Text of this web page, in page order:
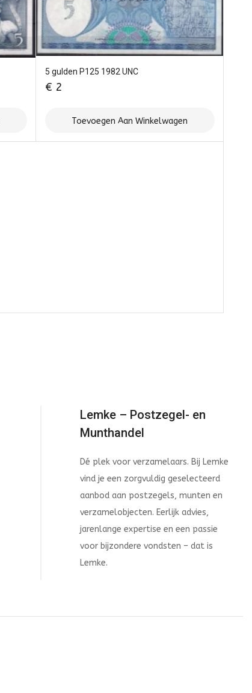
5 gulden P125 1982 UNC
€ 2
Toevoegen Aan Winkelwagen
Lemke – Postzegel- en
Munthandel
Dé plek voor verzamelaars. Bij Lemke
vind je een zorgvuldig geselecteerd
aanbod aan postzegels, munten en
verzamelobjecten. Eerlijk advies,
jarenlange expertise en een passie
voor bijzondere vondsten – dat is
Lemke.